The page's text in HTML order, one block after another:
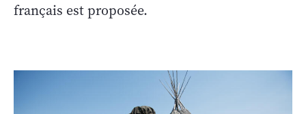
français est proposée.